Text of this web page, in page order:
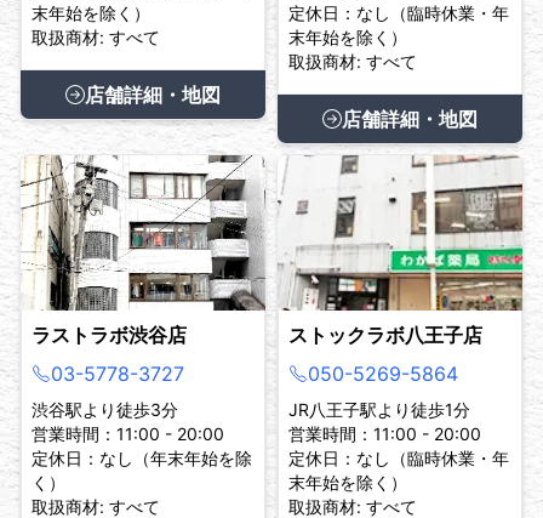
末年始を除く）
取扱商材: すべて
店舗詳細・地図
定休日：なし（臨時休業・年
末年始を除く）
取扱商材: すべて
店舗詳細・地図
ラストラボ渋谷店
03-5778-3727
渋谷駅より徒歩3分
営業時間：11:00 - 20:00
定休日：なし（年末年始を除
く）
取扱商材: すべて
ストックラボ八王子店
050-5269-5864
JR八王子駅より徒歩1分
営業時間：11:00 - 20:00
定休日：なし（臨時休業・年
末年始を除く）
取扱商材: すべて